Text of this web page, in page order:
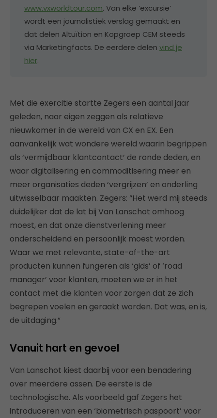
www.vxworldtour.com. Van elke ‘excursie’
wordt een journalistiek verslag gemaakt en
dat delen Altuïtion en Kopgroep CEM steeds
via Marketingfacts. De eerdere delen vind je
hier.
Met die exercitie startte Zegers een aantal jaar
geleden, naar eigen zeggen als relatieve
nieuwkomer in de wereld van CX en EX. Een
aanvankelijk wat wondere wereld waarin begrippen
als ‘vermijdbaar klantcontact’ de ronde deden, en
waar digitalisering en commoditisering meer en
meer organisaties deden ‘vergrijzen’ en onderling
uitwisselbaar maakten. Zegers: “Het werd mij steeds
duidelijker dat de lat bij Van Lanschot omhoog
moest, en dat onze dienstverlening meer
onderscheidend en persoonlijk moest worden.
Waar we met relevante, state-of-the-art
producten kunnen fungeren als ‘gids’ of ‘road
manager’ voor klanten, moeten we er in het
contact met die klanten voor zorgen dat ze zich
begrepen voelen en geraakt worden. Dat was, en is,
de uitdaging.”
Vanuit hart en gevoel
Van Lanschot kiest daarbij voor een benadering
over meerdere assen. De eerste is de
technologische. Als voorbeeld gaf Zegers het
introduceren van een ‘biometrisch paspoort’ voor